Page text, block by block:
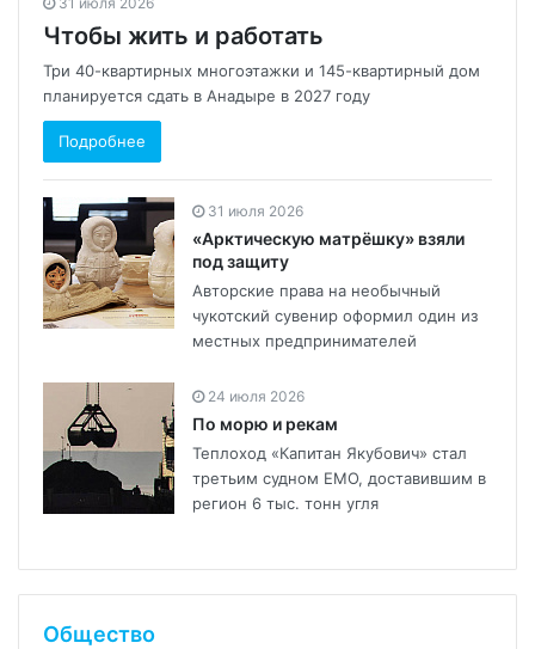
Чтобы жить и работать
Три 40-квартирных многоэтажки и 145-квартирный дом
планируется сдать в Анадыре в 2027 году
Подробнее
31 июля 2026
«Арктическую матрёшку» взяли
под защиту
Авторские права на необычный
чукотский сувенир оформил один из
местных предпринимателей
24 июля 2026
По морю и рекам
Теплоход «Капитан Якубович» стал
третьим судном ЕМО, доставившим в
регион 6 тыс. тонн угля
Общество